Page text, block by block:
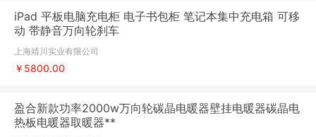
iPad 平板电脑充电柜 电子书包柜 笔记本集中充电箱 可移
动 带静音万向轮刹车
上海靖川实业有限公司
￥5800.00
盈合新款功率2000w万向轮碳晶电暖器壁挂电暖器碳晶电
热板电暖器取暖器**